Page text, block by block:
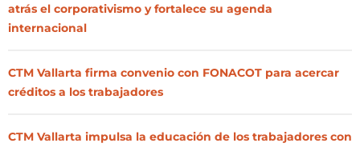
atrás el corporativismo y fortalece su agenda
internacional
CTM Vallarta firma convenio con FONACOT para acercar
créditos a los trabajadores
CTM Vallarta impulsa la educación de los trabajadores con